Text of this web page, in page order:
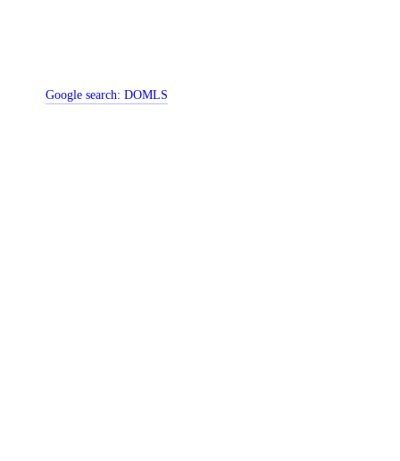
Google search:DOMLS